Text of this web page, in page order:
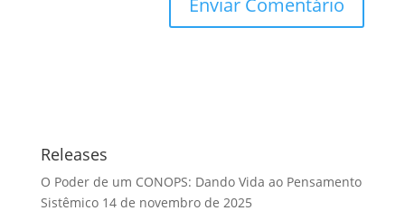
Releases
O Poder de um CONOPS: Dando Vida ao Pensamento
Sistêmico 14 de novembro de 2025